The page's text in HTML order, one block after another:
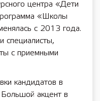
центра «Дети
«Школы
с 2013 года.
специалисты,
с приемными
кандидатов в
акцент в